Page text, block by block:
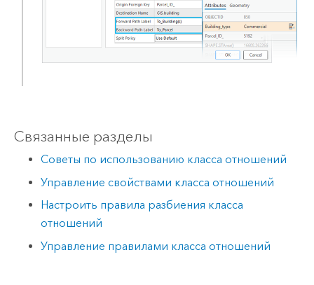
Связанные разделы
Советы по использованию класса отношений
Управление свойствами класса отношений
Настроить правила разбиения класса
отношений
Управление правилами класса отношений